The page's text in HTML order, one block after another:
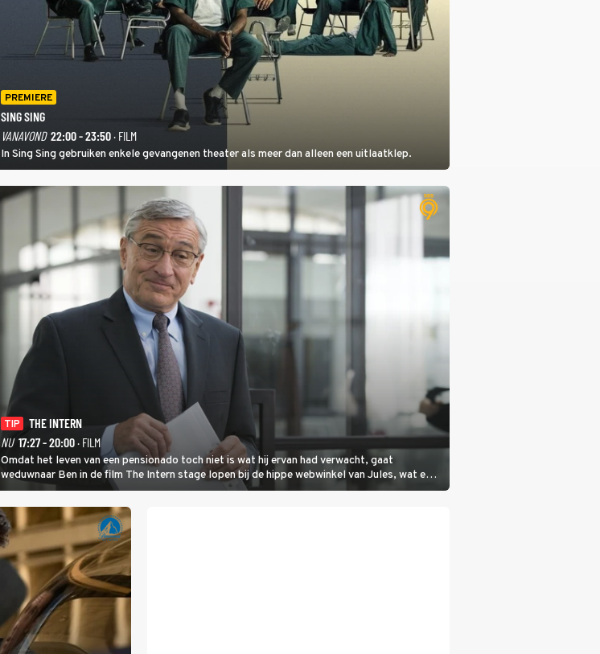
PREMIERE
SING SING
VANAVOND 22:00 - 23:50· FILM
In Sing Sing gebruiken enkele gevangenen theater als meer dan alleen een uitlaatklep.
TIP
THE INTERN
NU 17:27 - 20:00· FILM
Omdat het leven van een pensionado toch niet is wat hij ervan had verwacht, gaat
weduwnaar Ben in de film The Intern stage lopen bij de hippe webwinkel van Jules, wat een
gouden zet blijkt te zijn.